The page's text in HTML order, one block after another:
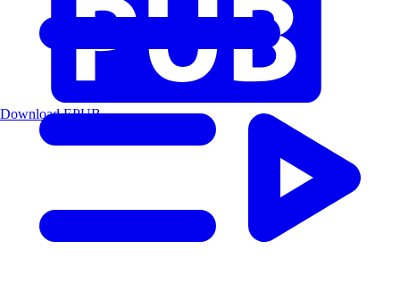
Download EPUB